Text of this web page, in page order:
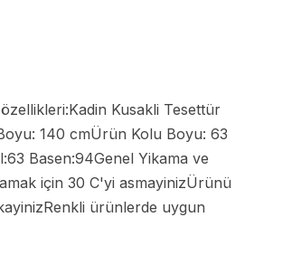
140 cmÜrün Kolu Boyu: 63
Basen:94Genel Yikama ve
için 30 C'yi asmayinizÜrünü
ürünlerde uygun